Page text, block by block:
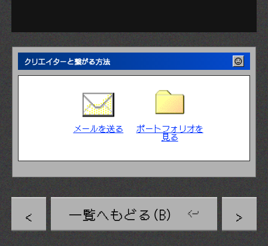
クリエイターと繋がる方法
メールを送る ポートフォリオを
見る
< 一覧へもどる（B） >